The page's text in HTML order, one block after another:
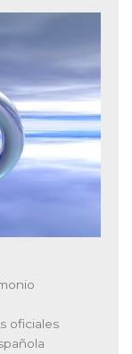
oficiales